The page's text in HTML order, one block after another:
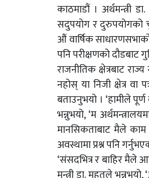
काठमाडौं । अर्थमन्त्री
सदुपयोग र दुरुपयोगको
औं वार्षिक
पनि परीक्षणको दौडबाट
राजनीतिक क्षेत्रबाट
नहोस् या निजी क्षेत्र वा
बताउनुभयो । ‘हामीले
भन्नुभयो, ‘म
मानसिकताबाट मैले
अवस्थामा प्रश्न पनि
‘संसदभित्र र बाहिर मैले